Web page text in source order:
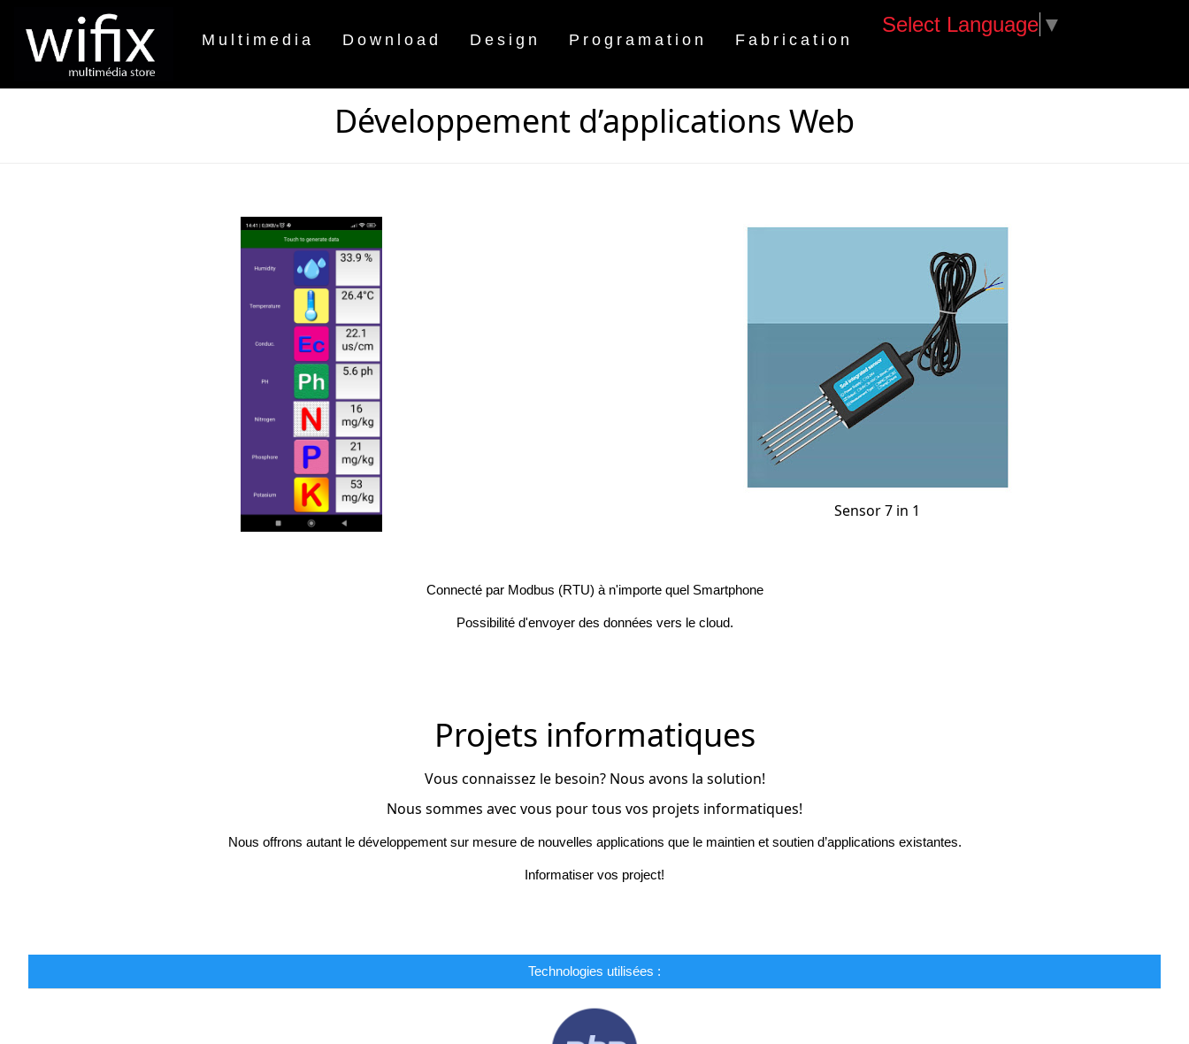
Multimedia Download Design Programation Fabrication
Select Language ▼
Développement d’applications Web
Sensor 7 in 1
Connecté par Modbus (RTU) à n'importe quel Smartphone
Possibilité d'envoyer des données vers le cloud.
Projets informatiques
Vous connaissez le besoin? Nous avons la solution!
Nous sommes avec vous pour tous vos projets informatiques!
Nous offrons autant le développement sur mesure de nouvelles applications que le maintien et soutien d’applications existantes.
Informatiser vos project!
Technologies utilisées :